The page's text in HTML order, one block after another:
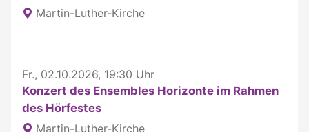
Martin-Luther-Kirche
Fr., 02.10.2026, 19:30 Uhr
Konzert des Ensembles Horizonte im Rahmen
des Hörfestes
Martin-Luther-Kirche